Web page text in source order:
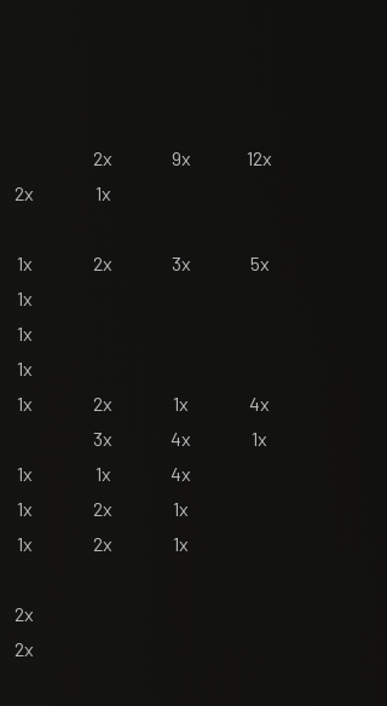
2x 9x
12x
2x
1x
1x 2x 3x
5x
1x
1x
1x
1x 2x 1x
4x
3x 4x
1x
1x 1x
4x
1x 2x
1x
1x 2x
1x
2x
2x